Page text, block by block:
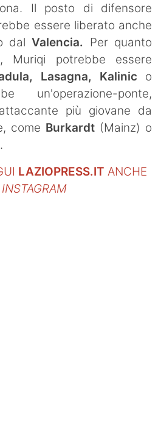
Il posto di difensore
essere liberato anche
dalValencia.
Per quanto
Muriqi potrebbe essere
Lasagna, Kalinic o
un'operazione-ponte,
più giovane da
come Burkardt (Mainz) o
LAZIOPRESS.IT ANCHE
INSTAGRAM